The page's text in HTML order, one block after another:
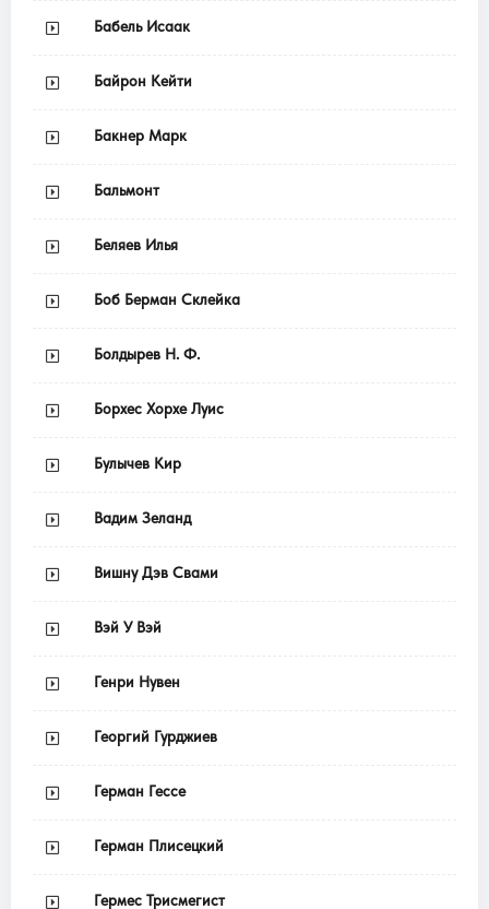
Бабель Исаак
Байрон Кейти
Бакнер Марк
Бальмонт
Беляев Илья
Боб Берман Склейка
Болдырев Н. Ф.
Борхес Хорхе Луис
Булычев Кир
Вадим Зеланд
Вишну Дэв Свами
Вэй У Вэй
Генри Нувен
Георгий Гурджиев
Герман Гессе
Герман Плисецкий
Гермес Трисмегист